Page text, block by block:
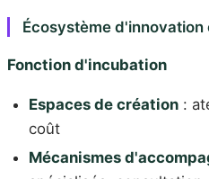
Écosystème
Fonction d'incubation
Espaces de création :
coût
Mécanismes